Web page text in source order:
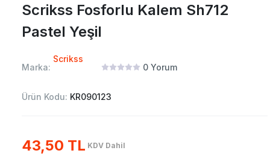
Scrikss Fosforlu Kalem Sh712
Pastel Yeşil
Marka:
Scrikss
0 Yorum
Ürün Kodu: KR090123
43,50 TL KDV Dahil